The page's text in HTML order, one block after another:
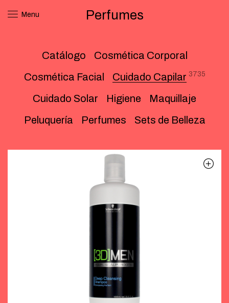
Menu Perfumes
Catálogo
Cosmética Corporal
Cosmética Facial
Cuidado Capilar 3735
Cuidado Solar Higiene
Maquillaje
Peluquería
Perfumes Sets de Belleza